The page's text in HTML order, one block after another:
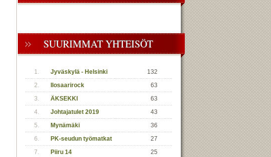
SUURIMMAT YHTEISÖT
1. Jyväskylä - Helsinki
132
2.
Ilosaarirock
63
3.
ÄKSEKKI
63
4.
Johtajatulet 2019
43
5.
Mynämäki
36
6.
PK-seudun työmatkat
27
7.
Piiru 14 25